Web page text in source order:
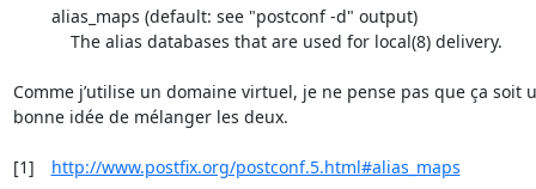
Comme j’utilise un domaine virtuel, je ne pense pas que ça soit
bonne idée de mélanger les deux.
http://www.postfix.org/postconf.5.html#alias_maps